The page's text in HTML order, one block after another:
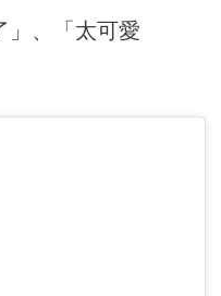
」、「太可愛